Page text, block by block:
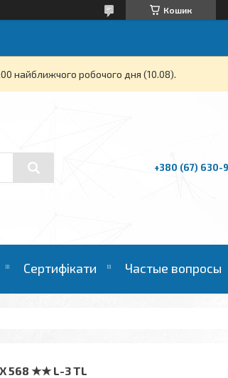
Кошик
найближчого робочого дня (10.08).
+380 (67) 630-
Сертифікати Частые вопросы
568 ★★ L-3 TL